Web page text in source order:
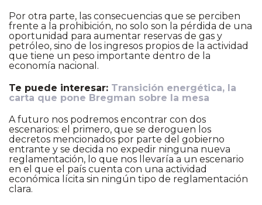
Por otra parte, las consecuencias que se perciben
frente a la prohibición, no solo son la pérdida de una
oportunidad para aumentar reservas de gas y
petróleo, sino de los ingresos propios de la actividad
que tiene un peso importante dentro de la
economía nacional.
Te puede interesar: Transición energética, la
carta que pone Bregman sobre la mesa
A futuro nos podremos encontrar con dos
escenarios: el primero, que se deroguen los
decretos mencionados por parte del gobierno
entrante y se decida no expedir ninguna nueva
reglamentación, lo que nos llevaría a un escenario
en el que el país cuenta con una actividad
económica lícita sin ningún tipo de reglamentación
clara.